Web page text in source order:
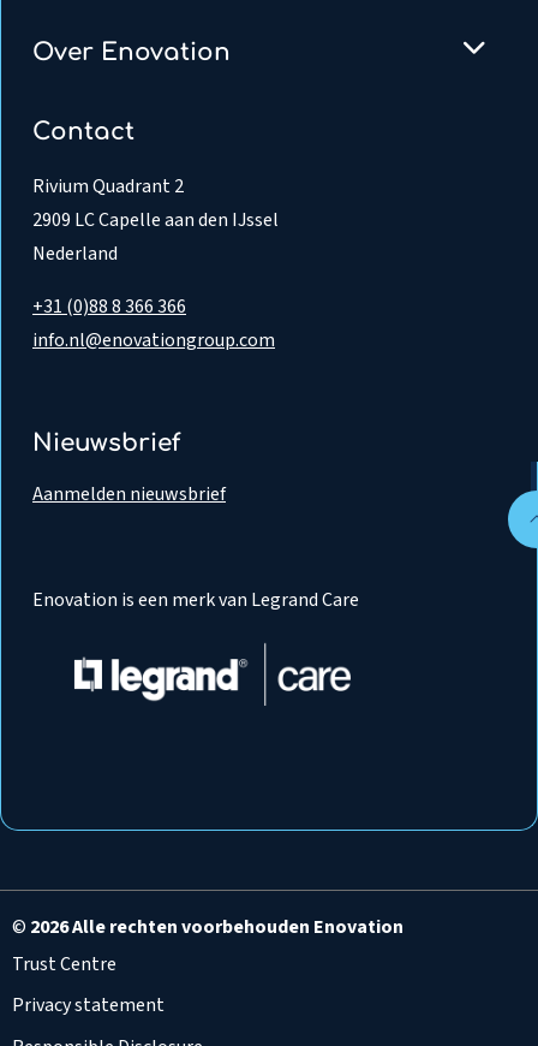
Over Enovation
Contact
Rivium Quadrant 2
2909 LC Capelle aan den IJssel
Nederland
+31 (0)88 8 366 366
info.nl@enovationgroup.com
Nieuwsbrief
Aanmelden nieuwsbrief
Enovation is een merk van Legrand Care
© 2026 Alle rechten voorbehouden Enovation
Trust Centre
Privacy statement